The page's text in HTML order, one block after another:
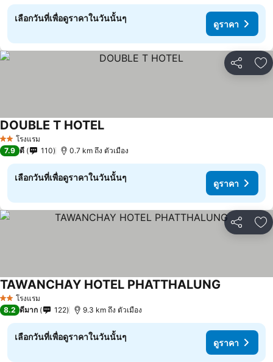
เลือกวันที่เพื่อดูราคาในวันนั้นๆ
ดูราคา
แชร์ เ
2 ดาวโรงแรม
DOUBLE T HOTELดูราคา
7.9 ดี 110 0.7 km ถึง ตัวเมือง
เลือกวันที่เพื่อดูราคาในวันนั้นๆ
ดูราคา
แชร์ เ
2 ดาวโรงแรม
TAWANCHAY HOTEL PHATTHALUNG
8.2 ดีมาก 122 9.3 km ถึง ตัวเมือง
เลือกวันที่เพื่อดูราคาในวันนั้นๆ
ดูราคา